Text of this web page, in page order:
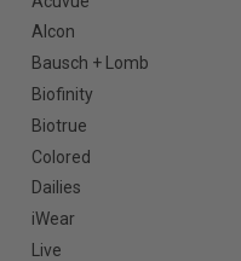
Alcon
Bausch + Lomb
Biofinity
Biotrue
Colored
Dailies
iWear
Live